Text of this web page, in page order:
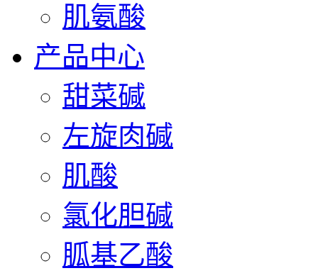
肌氨酸
产品中心
甜菜碱
左旋肉碱
肌酸
氯化胆碱
胍基乙酸